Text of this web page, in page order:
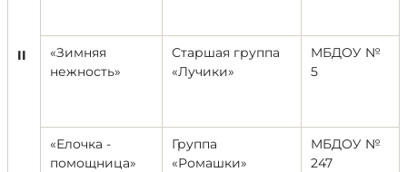
II
«Зимняя
нежность»
Старшая группа
«Лучики»
МБДОУ №
5
«Елочка -
помощница»
Группа
«Ромашки»
МБДОУ №
247